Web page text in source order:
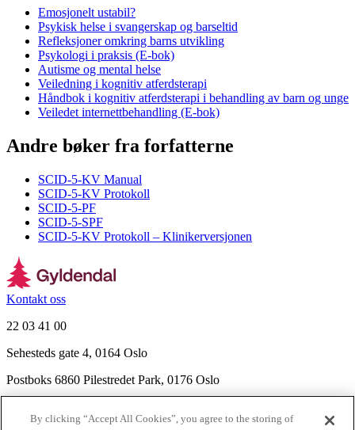
Emosjonelt ustabil?
Psykisk helse i svangerskap og barseltid
Refleksjoner omkring barns utvikling
Psykologi i praksis (E-bok)
Autisme og mental helse
Veiledning i kognitiv atferdsterapi
Håndbok i kognitiv atferdsterapi i behandling av barn og unge
Veiledet internettbehandling (E-bok)
Andre bøker fra forfatterne
SCID-5-KV Manual
SCID-5-KV Protokoll
SCID-5-PF
SCID-5-SPF
SCID-5-KV Protokoll – Klinikerversjonen
Kontakt oss
22 03 41 00
Sehesteds gate 4, 0164 Oslo
Postboks 6860 Pilestredet Park, 0176 Oslo
By clicking “Accept All Cookies”, you agree to the storing of